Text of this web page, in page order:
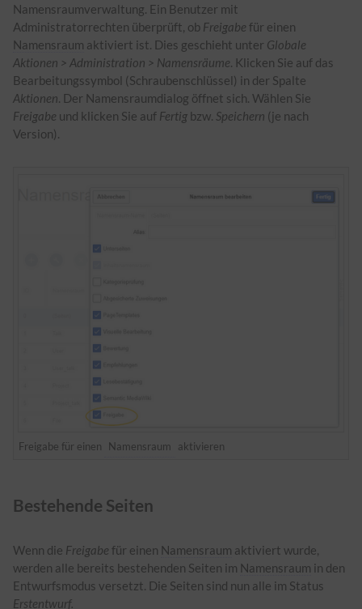
Namensraumverwaltung. Ein Benutzer mit
Administratorrechten überprüft, ob Freigabe für einen
Namensraum aktiviert ist. Dies geschieht unter Globale
Aktionen > Administration > Namensräume . Klicken Sie auf das
Bearbeitungssymbol (Schraubenschlüssel) in der Spalte
Aktionen . Der Namensraumdialog öffnet sich. Wählen Sie
Freigabe und klicken Sie auf Fertig bzw. Speichern (je nach
Version).
Freigabe für einen Namensraum aktivieren
Bestehende Seiten
Wenn die Freigabe für einen Namensraum aktiviert wurde,
werden alle bereits bestehenden Seiten im Namensraum in den
Entwurfsmodus versetzt. Die Seiten sind nun alle im Status
Erstentwurf.